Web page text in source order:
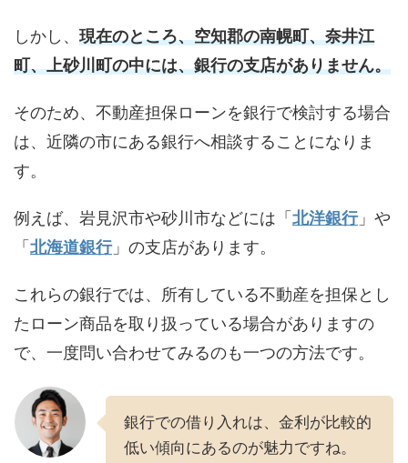
しかし、 現在のところ、空知郡の南幌町、奈井江
町、上砂川町の中には、銀行の支店がありません。
そのため、不動産担保ローンを銀行で検討する場合
は、近隣の市にある銀行へ相談することになりま
す。
例えば、岩見沢市や砂川市などには「 北洋銀行」や
「 北海道銀行」の支店があります。
これらの銀行では、所有している不動産を担保とし
たローン商品を取り扱っている場合がありますの
で、一度問い合わせてみるのも一つの方法です。
銀行での借り入れは、金利が比較的
低い傾向にあるのが魅力ですね。